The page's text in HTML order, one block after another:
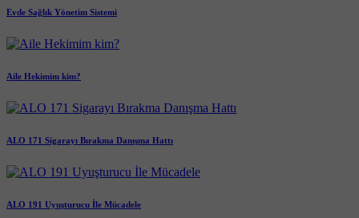
Evde Sağlık Yönetim Sistemi
Aile Hekimim kim?
ALO 171 Sigarayı Bırakma Danışma Hattı
ALO 191 Uyuşturucu İle Mücadele